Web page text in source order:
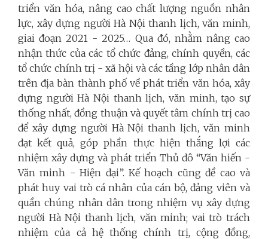
triển văn hóa, nâng cao chất lượng nguồn nhân
lực, xây dựng người Hà Nội thanh lịch, văn minh,
giai đoạn 2021 - 2025… Qua đó, nhằm nâng cao
nhận thức của các tổ chức đảng, chính quyền, các
tổ chức chính trị - xã hội và các tầng lớp nhân dân
trên địa bàn thành phố về phát triển văn hóa, xây
dựng người Hà Nội thanh lịch, văn minh, tạo sự
thống nhất, đồng thuận và quyết tâm chính trị cao
để xây dựng người Hà Nội thanh lịch, văn minh
đạt kết quả, góp phần thực hiện thắng lợi các
nhiệm xây dựng và phát triển Thủ đô “Văn hiến -
Văn minh - Hiện đại”. Kế hoạch cũng đề cao và
phát huy vai trò cá nhân của cán bộ, đảng viên và
quần chúng nhân dân trong nhiệm vụ xây dựng
người Hà Nội thanh lịch, văn minh; vai trò trách
nhiệm của cả hệ thống chính trị, cộng đồng,